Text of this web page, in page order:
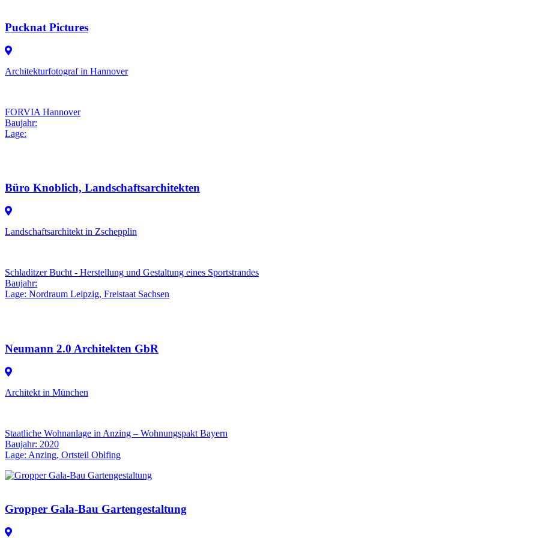
Pucknat Pictures
Architekturfotograf in Hannover
FORVIA Hannover
Baujahr:
Lage:
Büro Knoblich, Landschaftsarchitekten
Landschaftsarchitekt in Zschepplin
Schladitzer Bucht - Herstellung und Gestaltung eines Sportstrandes
Baujahr:
Lage: Nordraum Leipzig, Freistaat Sachsen
Neumann 2.0 Architekten GbR
Architekt in München
Staatliche Wohnanlage in Anzing – Wohnungspakt Bayern
Baujahr: 2020
Lage: Anzing, Ortsteil Oblfing
Gropper Gala-Bau Gartengestaltung